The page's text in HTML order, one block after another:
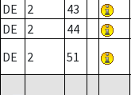
DE
2 43
DE
2 44
DE
2 51